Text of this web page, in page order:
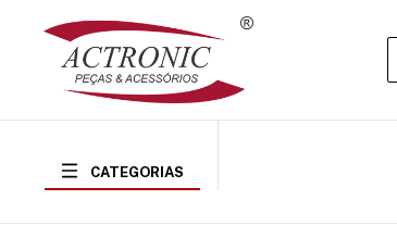
CATEGORIAS